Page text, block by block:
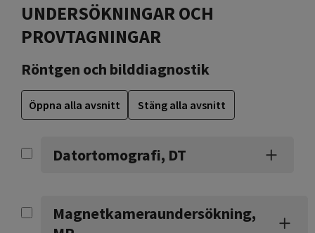
UNDERSÖKNINGAR OCH
PROVTAGNINGAR
Röntgen och bilddiagnostik
Öppna alla avsnitt Stäng alla avsnitt
Datortomografi, DT
Magnetkameraundersökning,